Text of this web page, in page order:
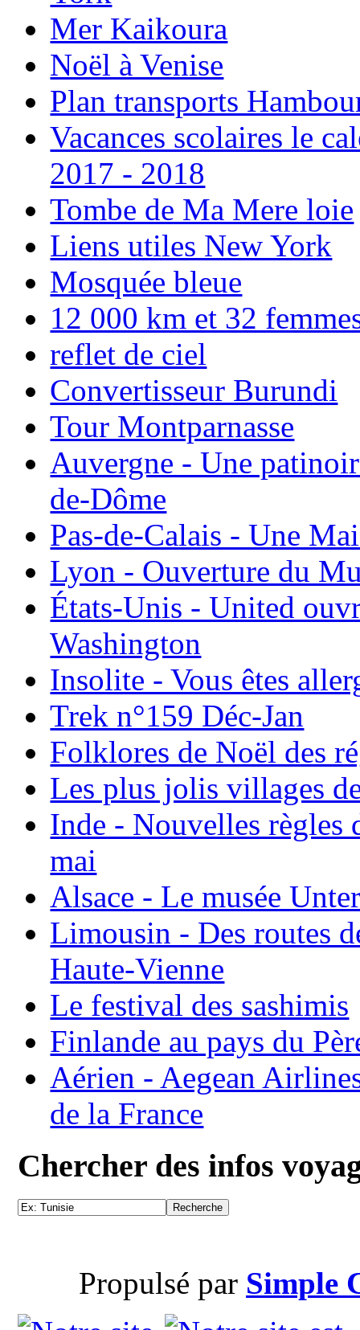
Mer Kaikoura
Noël à Venise
Plan transports
Vacances scolaires le
2017 - 2018
Tombe de Ma Mere loie
Liens utiles New York
Mosquée bleue
12 000 km et 32
reflet de ciel
Convertisseur Burundi
Tour Montparnasse
Auvergne - Une
de-Dôme
Pas-de-Calais - Une
Lyon - Ouverture du
États-Unis - United
Washington
Insolite - Vous êtes
Trek n°159 Déc-Jan
Folklores de Noël des
Les plus jolis villages
Inde - Nouvelles règles
mai
Alsace - Le musée
Limousin - Des routes
Haute-Vienne
Le festival des sashimis
Finlande au pays du
Aérien - Aegean
de la France
Chercher des infos
Propulsé par Simple